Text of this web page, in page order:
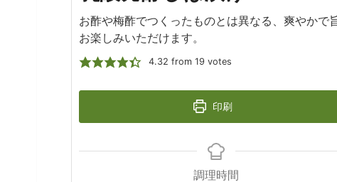
お酢や梅酢でつくったものとは異なる、爽やかで
お楽しみいただけます。
4.32 from 19 votes
印刷
調理時間